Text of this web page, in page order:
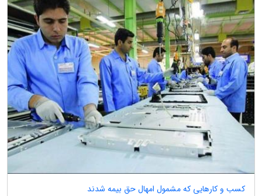
کسب و کارهایی که مشمول امهال حق بیمه شدند